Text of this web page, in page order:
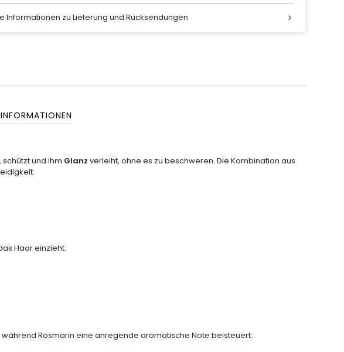
Informationen zu Lieferung und Rücksendungen
und ihm Glanz verleiht, ohne es zu beschweren. Die Kombination aus
Haar einzieht.
Rosmarin eine anregende aromatische Note beisteuert.